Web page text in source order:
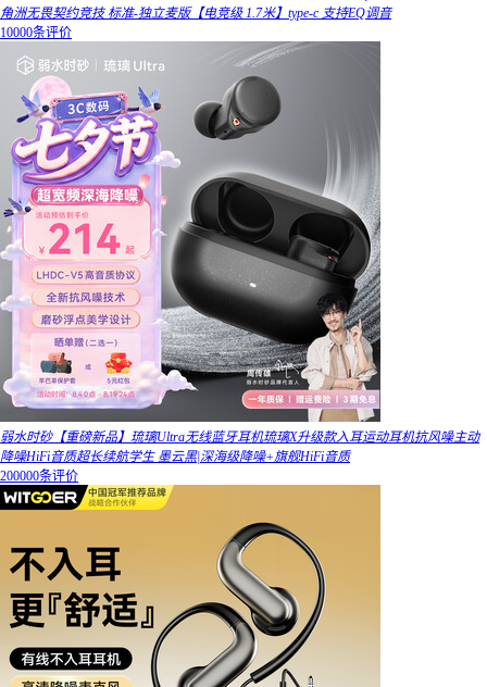
角洲无畏契约竞技 标准-独立麦版【电竞级 1.7米】type-c 支持EQ调音
10000条评价
弱水时砂【重磅新品】琉璃Ultra无线蓝牙耳机琉璃X升级款入耳运动耳机抗风噪主动
降噪HiFi音质超长续航学生 墨云黑|深海级降噪+旗舰HiFi音质
200000条评价